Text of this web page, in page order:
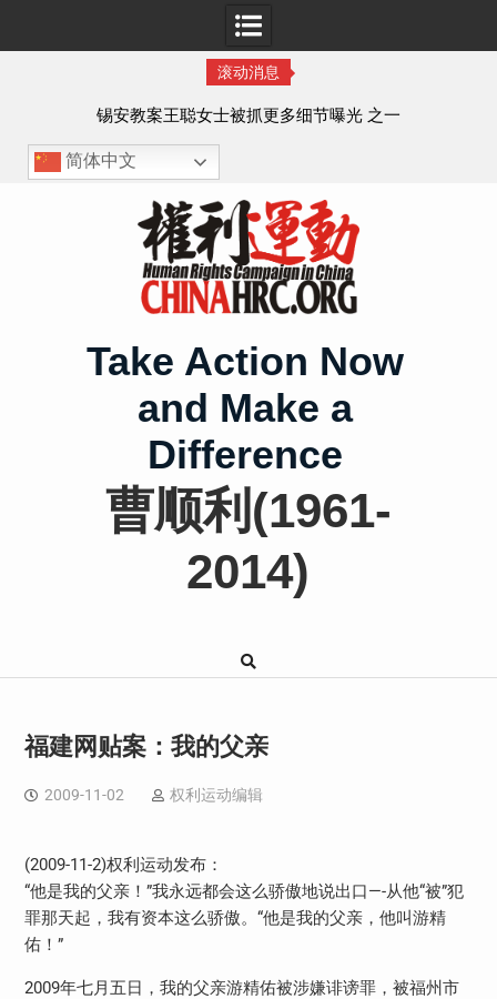
滚动消息
锡安教案王聪女士被抓更多细节曝光 之一
简体中文
Take Action Now
and Make a
Difference
曹顺利(1961-
2014)
福建网贴案：我的父亲
2009-11-02 权利运动编辑
(2009-11-2)权利运动发布：
“他是我的父亲！”我永远都会这么骄傲地说出口—-从他“被”犯
罪那天起，我有资本这么骄傲。“他是我的父亲，他叫游精
佑！”
2009年七月五日，我的父亲游精佑被涉嫌诽谤罪，被福州市